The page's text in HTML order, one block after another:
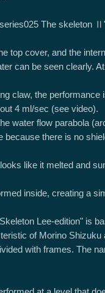
The skeleton
top cover, and the
can be seen clearly.
claw, the performance
4 ml/sec (see video).
water flow parabola
because there is no
like it melted and
inside, creating a
Lee-edition" is
of Morino
with frames. The